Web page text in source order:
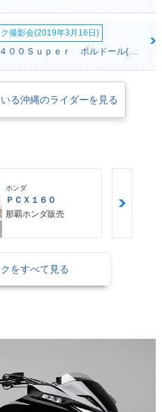
撮影会(2019年3月16日)
る沖縄のライダーを見る
ホンダ
ＰＣＸ１６０
那覇ホンダ販売
をすべて見る